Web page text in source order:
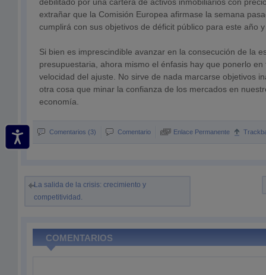
extrañar que la Comisión Europea afirmase la semana
cumplirá con sus objetivos de déficit público para este año
Si bien es imprescindible avanzar en la consecución de la
presupuestaria, ahora mismo el énfasis hay que ponerlo en
velocidad del ajuste. No sirve de nada marcarse objetivos
otra cosa que minar la confianza de los mercados en
economía.
Comentarios (3) Comentario Enlace Permanente
La salida de la crisis: crecimiento y
competitividad.
COMENTARIOS